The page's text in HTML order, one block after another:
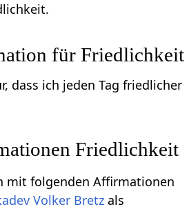
für Friedlichkeit
dass ich jeden Tag friedlicher
Friedlichkeit
mit folgenden Affirmationen
Volker Bretz als